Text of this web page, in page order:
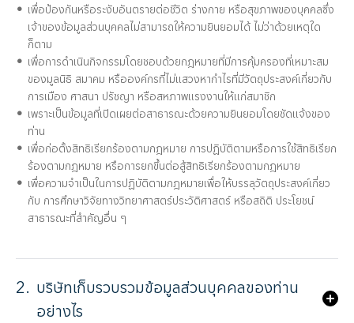
เพื่อป้องกันหรือระงับอันตรายต่อชีวิต ร่างกาย หรือสุขภาพของบุคคลซึ่ง
เจ้าของข้อมูลส่วนบุคคลไม่สามารถให้ความยินยอมได้ ไม่ว่าด้วยเหตุใด
ก็ตาม
เพื่อการดำเนินกิจกรรมโดยชอบด้วยกฎหมายที่มีการคุ้มครองที่เหมาะสม
ของมูลนิธิ สมาคม หรือองค์กรที่ไม่แสวงหากำไรที่มีวัตถุประสงค์เกี่ยวกับ
การเมือง ศาสนา ปรัชญา หรือสหภาพแรงงานให้แก่สมาชิก
เพราะเป็นข้อมูลที่เปิดเผยต่อสาธารณะด้วยความยินยอมโดยชัดแจ้งของ
ท่าน
เพื่อก่อตั้งสิทธิเรียกร้องตามกฎหมาย การปฏิบัติตามหรือการใช้สิทธิเรียก
ร้องตามกฎหมาย หรือการยกขึ้นต่อสู้สิทธิเรียกร้องตามกฎหมาย
เพื่อความจำเป็นในการปฏิบัติตามกฎหมายเพื่อให้บรรลุวัตถุประสงค์เกี่ยว
กับ การศึกษาวิจัยทางวิทยาศาสตร์ประวัติศาสตร์ หรือสถิติ ประโยชน์
สาธารณะที่สำคัญอื่น ๆ
2. บริษัทเก็บรวบรวมข้อมูลส่วนบุคคลของท่าน
อย่างไร